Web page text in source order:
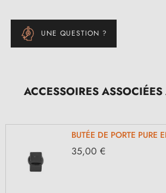
UNE QUESTION ?
ACCESSOIRES
BUTÉE DE PORTE PURE
35,00 €